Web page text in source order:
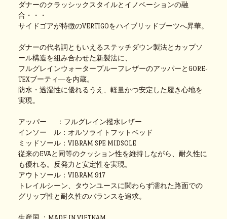
ダナーのクラッシックスタイルとイノベーションの融
合・・・
サイドゴアが特徴のVERTIGOをハイブリッドブーツへ昇華。
ダナーの代名詞ともいえるステッチダウン製法とカップソ
ール構造を組み合わせた新製法に、
フルグレインウォータープルーフレザーのアッパーとGORE-
TEXブーティ―を内蔵。
防水・透湿性に優れるうえ、軽量かつ安定した履き心地を
実現。
アッパー ：フルグレイン撥水レザー
インソー ル：オルソライトフットベッド
ミッドソール：VIBRAM SPE MIDSOLE
従来のEVAと同等のクッション性を維持しながら、耐久性に
も優れる。反発力と安定性を実現。
アウトソール：VIBRAM 917
トレイルシーン、タウンユースに関わらず濡れた路面での
グリップ性と耐久性のバランスを追求。